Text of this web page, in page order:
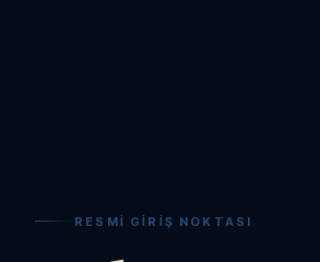
RESMI GIRIŞ NOKTASI